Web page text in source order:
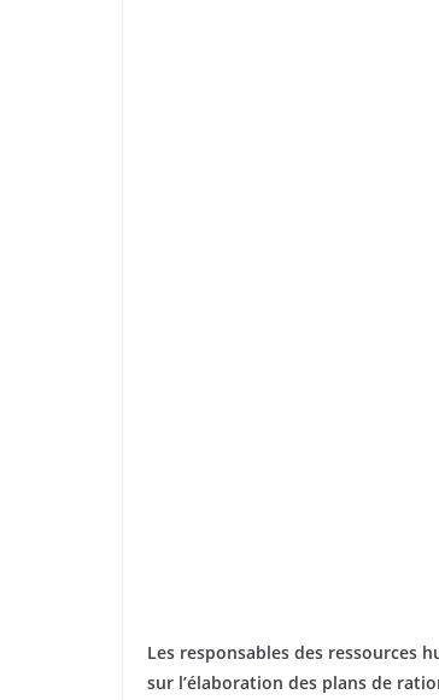
Les responsables des
sur l’élaboration des plans de